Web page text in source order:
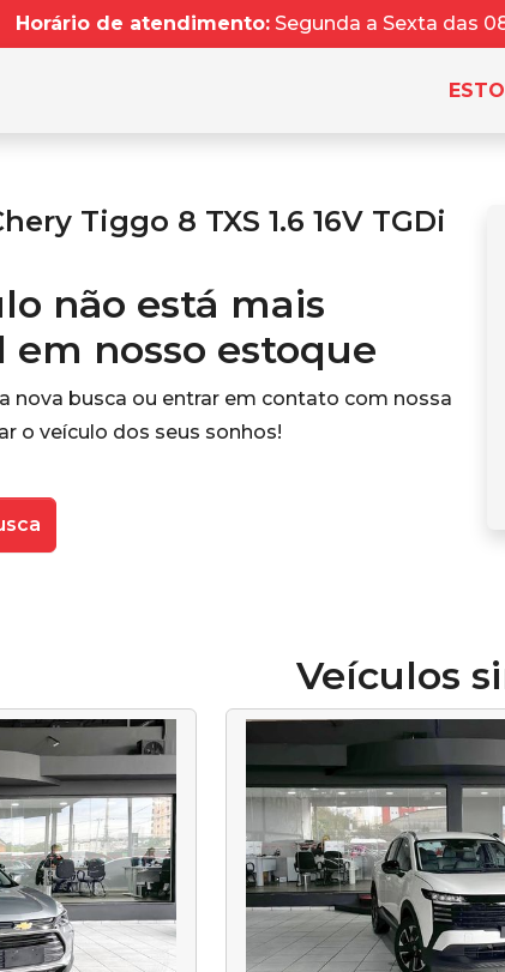
Horário de atendimento: Segunda a Sexta das
Tiggo 8 TXS 1.6 16V TGDi
não está mais
em nosso estoque
nova busca ou entrar em contato com nossa
o veículo dos seus sonhos!
Veículos